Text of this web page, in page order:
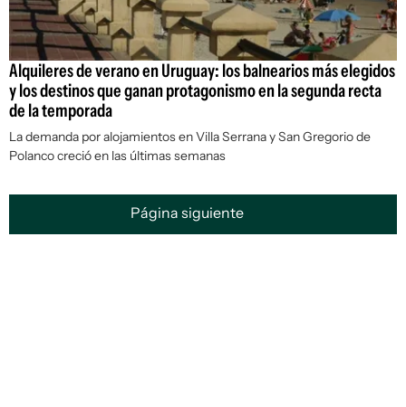
Alquileres de verano en Uruguay: los balnearios más elegidos
y los destinos que ganan protagonismo en la segunda recta
de la temporada
La demanda por alojamientos en Villa Serrana y San Gregorio de
Polanco creció en las últimas semanas
Página siguiente